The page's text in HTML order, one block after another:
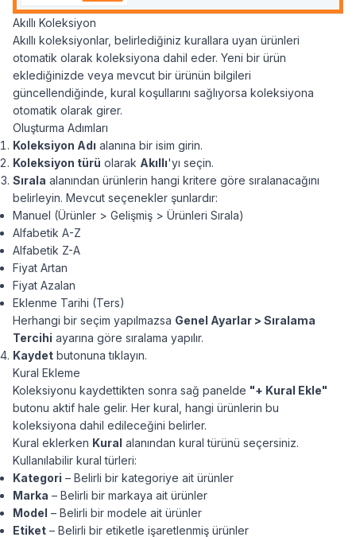
Akıllı Koleksiyon
Akıllı koleksiyonlar, belirlediğiniz kurallara uyan ürünleri
otomatik olarak koleksiyona dahil eder. Yeni bir ürün
eklediğinizde veya mevcut bir ürünün bilgileri
güncellendiğinde, kural koşullarını sağlıyorsa koleksiyona
otomatik olarak girer.
Oluşturma Adımları
Koleksiyon Adı alanına bir isim girin.
Koleksiyon türü olarak Akıllı'yı seçin.
Sırala alanından ürünlerin hangi kritere göre sıralanacağını
belirleyin. Mevcut seçenekler şunlardır:
Manuel (Ürünler > Gelişmiş > Ürünleri Sırala)
Alfabetik A-Z
Alfabetik Z-A
Fiyat Artan
Fiyat Azalan
Eklenme Tarihi (Ters)
Herhangi bir seçim yapılmazsa Genel Ayarlar > Sıralama
Tercihi ayarına göre sıralama yapılır.
Kaydet butonuna tıklayın.
Kural Ekleme
Koleksiyonu kaydettikten sonra sağ panelde "+ Kural Ekle"
butonu aktif hale gelir. Her kural, hangi ürünlerin bu
koleksiyona dahil edileceğini belirler.
Kural eklerken Kural alanından kural türünü seçersiniz.
Kullanılabilir kural türleri:
Kategori – Belirli bir kategoriye ait ürünler
Marka – Belirli bir markaya ait ürünler
Model – Belirli bir modele ait ürünler
Etiket – Belirli bir etiketle işaretlenmiş ürünler